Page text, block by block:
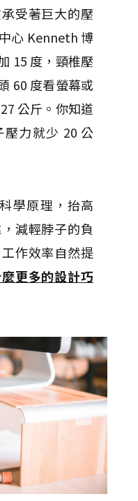
受著巨大的壓
心 Kenneth 博
15 度，頸椎壓
60 度看螢幕或
公斤。你知道
力就少 20 公
學原理，抬高
減輕脖子的負
作效率自然提
更多的設計巧